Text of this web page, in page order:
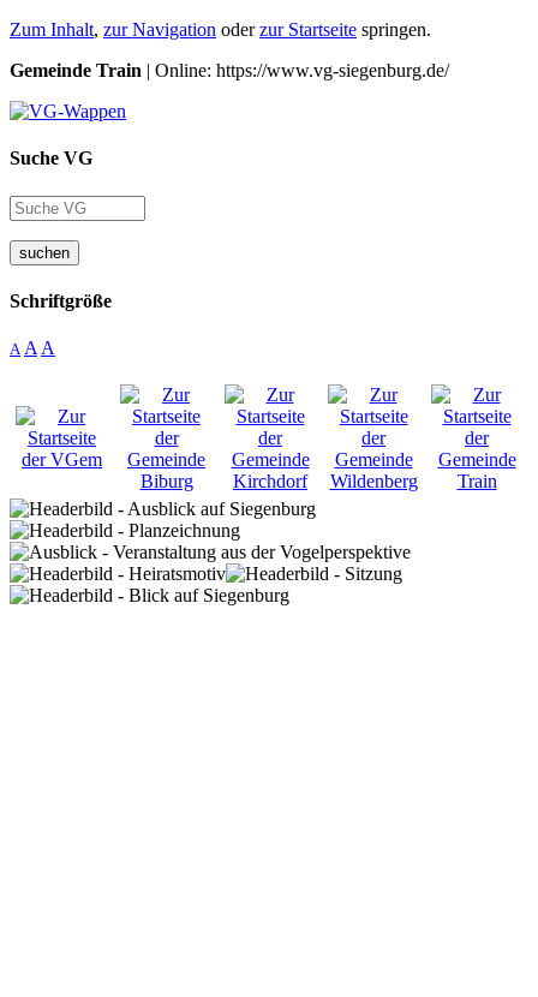
Zum Inhalt, zur Navigation oderzur Startseite springen.
Gemeinde Train | Online: https://www.vg-siegenburg.de/
Suche VG
suchen
Schriftgröße
A A A